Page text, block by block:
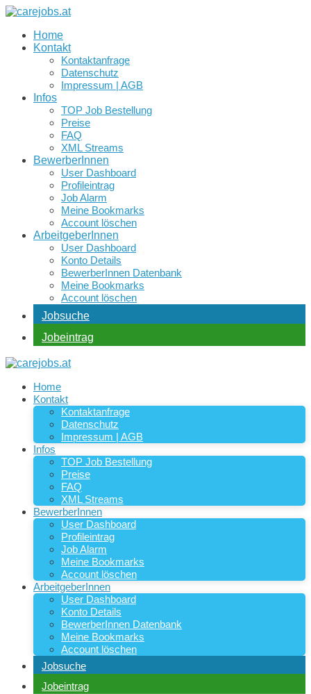
Home
Kontakt
Kontaktanfrage
Datenschutz
Impressum | AGB
Infos
TOP Job Bestellung
Preise
FAQ
XML Streams
BewerberInnen
User Dashboard
Profileintrag
Job Alarm
Meine Bookmarks
Account löschen
ArbeitgeberInnen
User Dashboard
Konto Details
BewerberInnen Datenbank
Meine Bookmarks
Account löschen
Jobsuche
Jobeintrag
Home
Kontakt
Kontaktanfrage
Datenschutz
Impressum | AGB
Infos
TOP Job Bestellung
Preise
FAQ
XML Streams
BewerberInnen
User Dashboard
Profileintrag
Job Alarm
Meine Bookmarks
Account löschen
ArbeitgeberInnen
User Dashboard
Konto Details
BewerberInnen Datenbank
Meine Bookmarks
Account löschen
Jobsuche
Jobeintrag